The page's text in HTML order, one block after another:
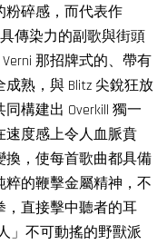
粉碎感，而代表作
具傳染力的副歌與街頭
那招牌式的、帶有
熟，與 Blitz 尖銳狂放
構建出 Overkill 獨一
速度感上令人血脈賁
，使每首歌曲都具備
的鞭擊金屬精神，不
，直接擊中聽者的耳
」不可動搖的野獸派